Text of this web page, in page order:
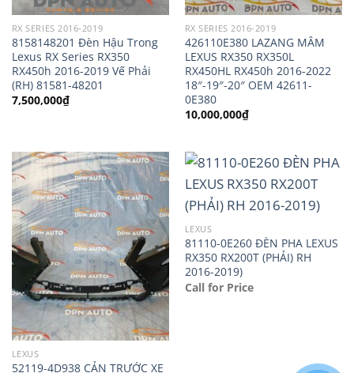
RX SERIES 2016-2019
8158148201 Đèn Hậu Trong
Lexus RX Series RX350
RX450h 2016-2019 Vế Phải
(RH) 81581-48201
7,500,000₫
RX SERIES 2016-2019
426110E380 LAZANG MÂM
LEXUS RX350 RX350L
RX450HL RX450h 2016-2022
18″-19″-20″ OEM 42611-
0E380
10,000,000₫
LEXUS
52119-4D938 CẢN TRƯỚC XE
LEXUS
81110-0E260 ĐÈN PHA LEXUS
RX350 RX200T (PHẢI) RH
2016-2019)
Call for Price